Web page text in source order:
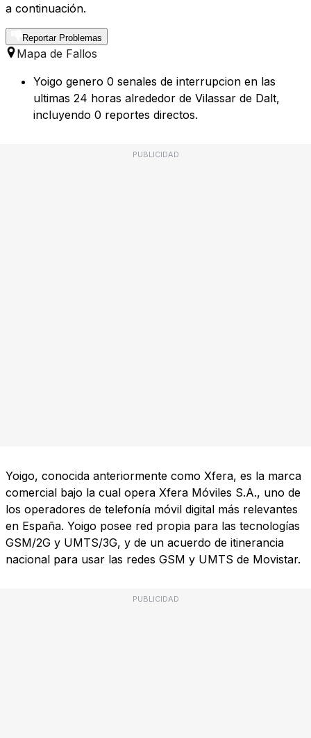
a continuación.
Reportar Problemas
Mapa de Fallos
Yoigo genero 0 senales de interrupcion en las
ultimas 24 horas alrededor de Vilassar de Dalt,
incluyendo 0 reportes directos.
PUBLICIDAD
Yoigo, conocida anteriormente como Xfera, es la marca
comercial bajo la cual opera Xfera Móviles S.A., uno de
los operadores de telefonía móvil digital más relevantes
en España. Yoigo posee red propia para las tecnologías
GSM/2G y UMTS/3G, y de un acuerdo de itinerancia
nacional para usar las redes GSM y UMTS de Movistar.
PUBLICIDAD